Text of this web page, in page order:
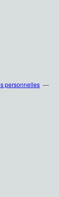
personnelles